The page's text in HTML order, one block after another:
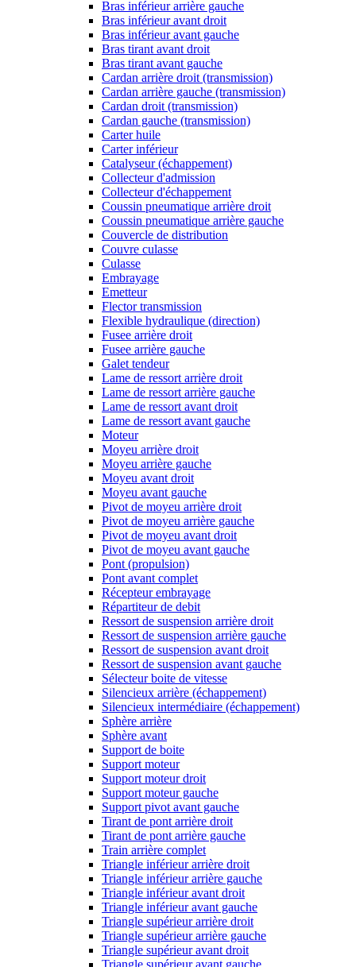
Bras inférieur arrière gauche
Bras inférieur avant droit
Bras inférieur avant gauche
Bras tirant avant droit
Bras tirant avant gauche
Cardan arrière droit (transmission)
Cardan arrière gauche (transmission)
Cardan droit (transmission)
Cardan gauche (transmission)
Carter huile
Carter inférieur
Catalyseur (échappement)
Collecteur d'admission
Collecteur d'échappement
Coussin pneumatique arrière droit
Coussin pneumatique arrière gauche
Couvercle de distribution
Couvre culasse
Culasse
Embrayage
Emetteur
Flector transmission
Flexible hydraulique (direction)
Fusee arrière droit
Fusee arrière gauche
Galet tendeur
Lame de ressort arrière droit
Lame de ressort arrière gauche
Lame de ressort avant droit
Lame de ressort avant gauche
Moteur
Moyeu arrière droit
Moyeu arrière gauche
Moyeu avant droit
Moyeu avant gauche
Pivot de moyeu arrière droit
Pivot de moyeu arrière gauche
Pivot de moyeu avant droit
Pivot de moyeu avant gauche
Pont (propulsion)
Pont avant complet
Récepteur embrayage
Répartiteur de debit
Ressort de suspension arrière droit
Ressort de suspension arrière gauche
Ressort de suspension avant droit
Ressort de suspension avant gauche
Sélecteur boite de vitesse
Silencieux arrière (échappement)
Silencieux intermédiaire (échappement)
Sphère arrière
Sphère avant
Support de boite
Support moteur
Support moteur droit
Support moteur gauche
Support pivot avant gauche
Tirant de pont arrière droit
Tirant de pont arrière gauche
Train arrière complet
Triangle inférieur arrière droit
Triangle inférieur arrière gauche
Triangle inférieur avant droit
Triangle inférieur avant gauche
Triangle supérieur arrière droit
Triangle supérieur arrière gauche
Triangle supérieur avant droit
Triangle supérieur avant gauche